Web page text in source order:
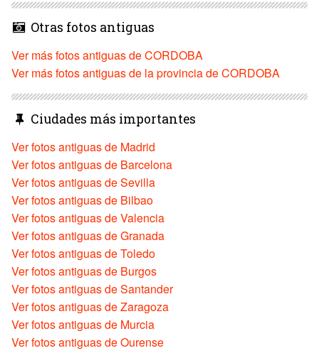
Otras fotos antiguas
Ver más fotos antiguas de CORDOBA
Ver más fotos antiguas de la provincia de CORDOBA
Ciudades más importantes
Ver fotos antiguas de Madrid
Ver fotos antiguas de Barcelona
Ver fotos antiguas de Sevilla
Ver fotos antiguas de Bilbao
Ver fotos antiguas de Valencia
Ver fotos antiguas de Granada
Ver fotos antiguas de Toledo
Ver fotos antiguas de Burgos
Ver fotos antiguas de Santander
Ver fotos antiguas de Zaragoza
Ver fotos antiguas de Murcia
Ver fotos antiguas de Ourense